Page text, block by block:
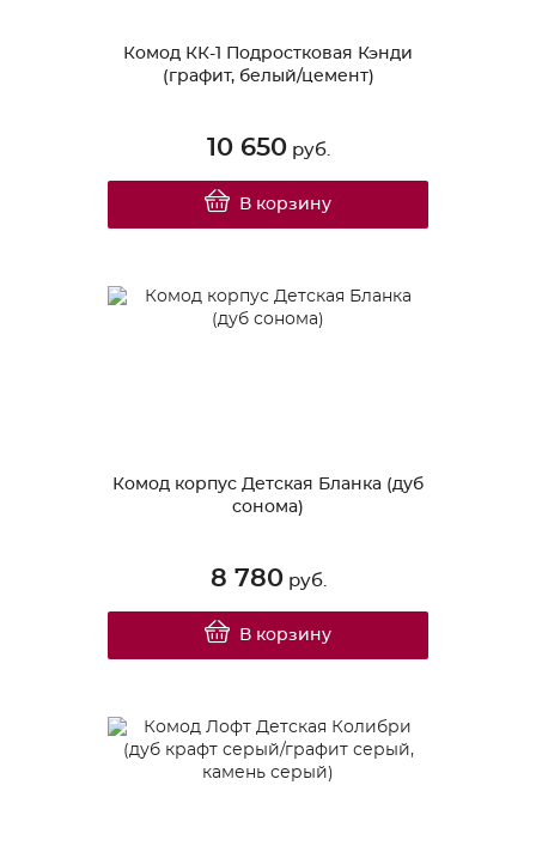
Комод КК-1 Подростковая Кэнди
(графит, белый/цемент)
10 650руб.
В корзину
Комод корпус Детская Бланка (дуб
сонома)
8 780руб.
В корзину